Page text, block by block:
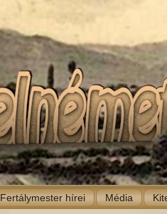
Fertálymester hírei Média